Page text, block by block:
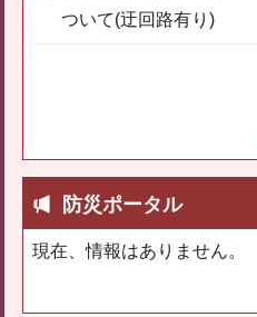
ついて(迂回路有り)
防災ポータル
現在、情報はありません。